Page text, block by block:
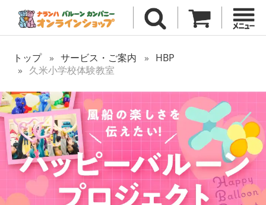
トップ サービス・ご案内
HBP
久米小学校体験教室